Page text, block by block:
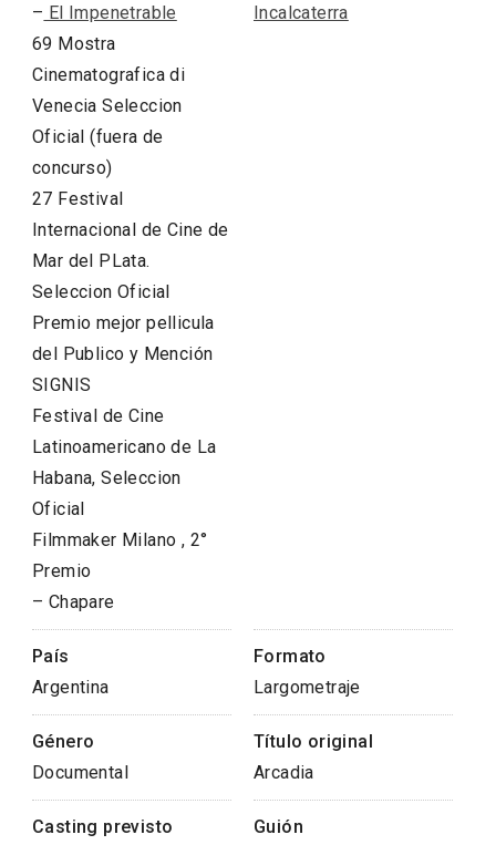
– El Impenetrable
69 Mostra
Cinematografica di
Venecia Seleccion
Oficial (fuera de
concurso)
27 Festival
Internacional de Cine de
Mar del PLata.
Seleccion Oficial
Premio mejor pellicula
del Publico y Mención
SIGNIS
Festival de Cine
Latinoamericano de La
Habana, Seleccion
Oficial
Filmmaker Milano , 2°
Premio
– Chapare
Incalcaterra
País
Argentina
Formato
Largometraje
Género
Documental
Título original
Arcadia
Casting previsto
Guión